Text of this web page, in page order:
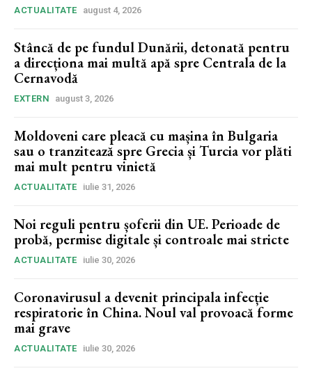
ACTUALITATE august 4, 2026
Stâncă de pe fundul Dunării, detonată pentru
a direcționa mai multă apă spre Centrala de la
Cernavodă
EXTERN august 3, 2026
Moldoveni care pleacă cu mașina în Bulgaria
sau o tranzitează spre Grecia și Turcia vor plăti
mai mult pentru vinietă
ACTUALITATE iulie 31, 2026
Noi reguli pentru șoferii din UE. Perioade de
probă, permise digitale și controale mai stricte
ACTUALITATE iulie 30, 2026
Coronavirusul a devenit principala infecție
respiratorie în China. Noul val provoacă forme
mai grave
ACTUALITATE iulie 30, 2026